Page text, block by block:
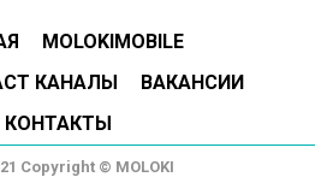
MOLOKIMOBILE
КАНАЛЫ
ВАКАНСИИ
КОНТАКТЫ
Copyright © MOLOKI